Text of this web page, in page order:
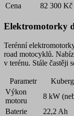
Cena
82 300 Kč
Elektromotorky
Terénní
road motocyklů.
v terénu. Stále častěji
Parametr
Výkon
motoru
8 kW
Baterie
22,2 Ah